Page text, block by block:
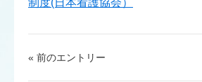
« 前のエントリー